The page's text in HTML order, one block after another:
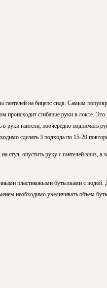
гантелей на бицепс сидя. Самым
происходит сгибание руки в локте.
руки гантели, поочередно поднимать
сделать 3 подхода по 15-20
опустить руку с гантелей вниз, а
пластиковыми бутылками с
необходимо увеличивать объем